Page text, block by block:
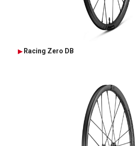
Racing Zero DB